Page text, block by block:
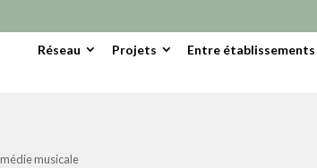
Réseau Projets Entre établissements
musicale